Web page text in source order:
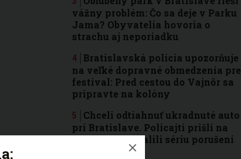
vážny problém: Čo sa deje v Parku
Jama? Obyvatelia hovoria o
strachu aj neporiadku
Bratislavská polícia upozorňuje
na veľké dopravné obmedzenia pre
festival: Pred cestou do Vajnôr sa
pripravte na kolóny
Chceli odtiahnuť ukradnuté auto
pri Bratislave. Policajti prišli na
pomoc, no odhalili sériu porušení